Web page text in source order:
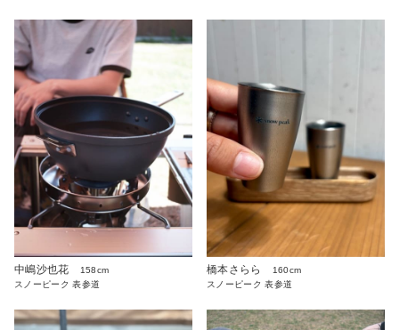
中嶋沙也花
158cm
スノーピーク 表参道
橋本さらら
160cm
スノーピーク 表参道